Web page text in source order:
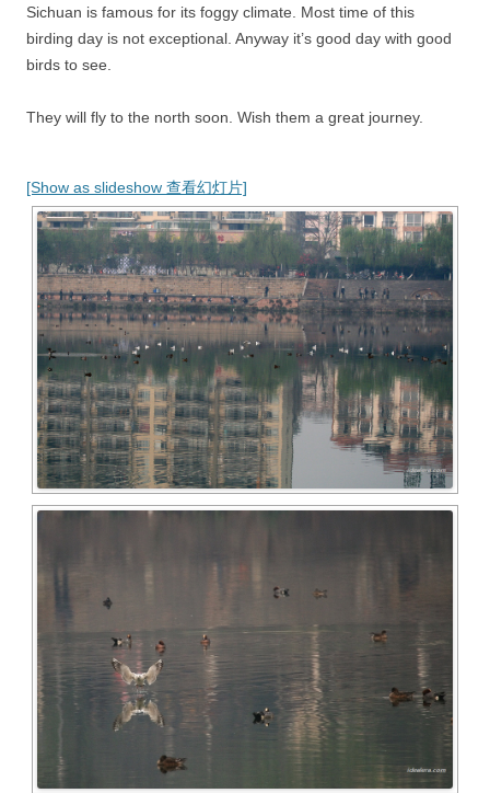
Sichuan is famous for its foggy climate. Most time of this
birding day is not exceptional. Anyway it’s good day with good
birds to see.
They will fly to the north soon. Wish them a great journey.
[Show as slideshow 查看幻灯片]